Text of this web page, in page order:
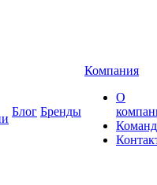
Блог Бренды
Компания
О